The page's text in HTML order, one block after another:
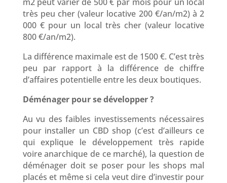
m2 peut varier de 500 € par mois pour un local
très peu cher (valeur locative 200 €/an/m2) à 2
000 € pour un local très cher (valeur locative
800 €/an/m2).
La différence maximale est de 1500 €. C’est très
peu par rapport à la différence de chiffre
d’affaires potentielle entre les deux boutiques.
Déménager pour se développer ?
Au vu des faibles investissements nécessaires
pour installer un CBD shop (c’est d’ailleurs ce
qui explique le développement très rapide
voire anarchique de ce marché), la question de
déménager doit se poser pour les shops mal
placés et même si cela veut dire d’investir pour